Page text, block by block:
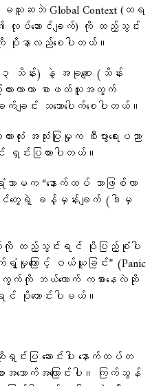
မယူဆဘဲ Global Context (ထရ
လုပ်ဆောင်ချက်) ကို ထည့်သွင်း
းကို ပိုနာလည်စေပါတယ်။
သိန်း) နဲ့ အခုစျေး (သိန်း
ားတာဟာ စာဖတ်သူအတွက်
ျင်း သဘောပေါက်စေပါတယ်။
အသုံးပြုမှုက စီးပွားရေးပညာ
င်းပြထားပါတယ်။
ာမက “နောက်ထပ် ဘာဖြစ်လာ
ေရဲ့ ခန့်မှန်းချက် (ဒါမှ
က်ကို ထည့်သွင်းရင် ပိုပြည့်စုံပါ
ရွံ့မှုကြောင့် ဝယ်ယူခြင်း” (Panic
းကွက်ကို ဘယ်လောက် ကစားနေလဲဆို
ပိုကောင်းပါမယ်။
င်းပြ ဆောင်းပါး နောက်ထပ်တ
အသောက်အကြောင်းပါ။ ကြက်သွန်